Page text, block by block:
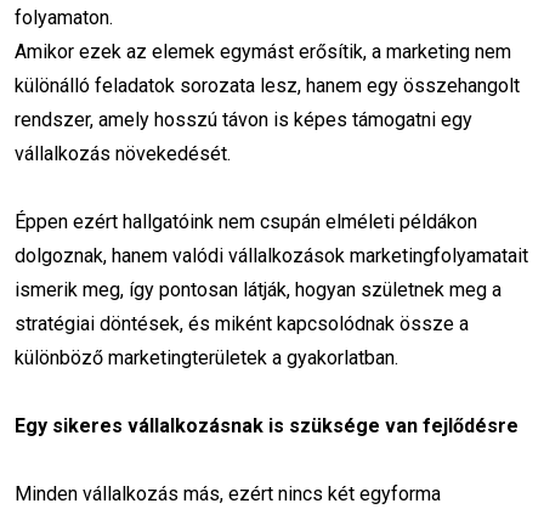
online stratégia
PPC stratégia marketing trendek 2026
konverziómérés ROI maximalizálás
adatvezérelt marketing
kampány optimalizálásás Adatelemzés
Google Analytics 4 beállítás
folyamaton.
Amikor ezek az elemek egymást erősítik, a marketing nem
különálló feladatok sorozata lesz, hanem egy összehangolt
rendszer, amely hosszú távon is képes támogatni egy
vállalkozás növekedését.
Éppen ezért hallgatóink nem csupán elméleti példákon
dolgoznak, hanem valódi vállalkozások marketingfolyamatait
ismerik meg, így pontosan látják, hogyan születnek meg a
stratégiai döntések, és miként kapcsolódnak össze a
különböző marketingterületek a gyakorlatban.
Egy sikeres vállalkozásnak is szüksége van fejlődésre
Minden vállalkozás más, ezért nincs két egyforma